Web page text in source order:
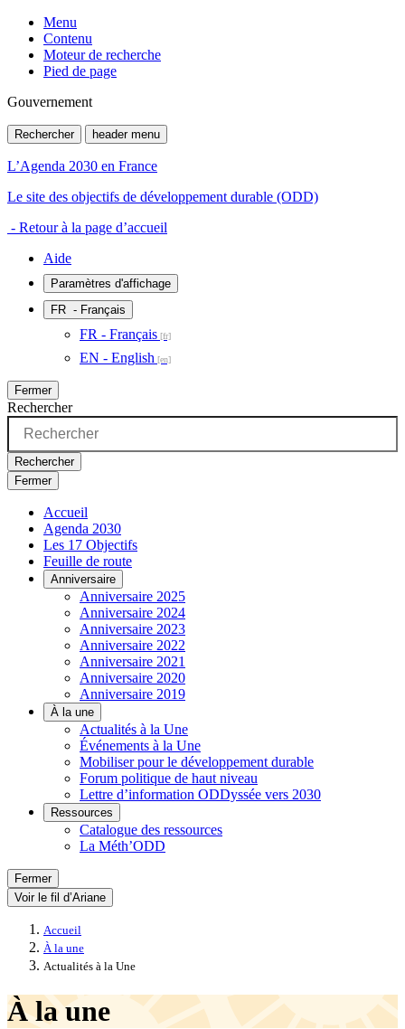
Menu
Contenu
Moteur de recherche
Pied de page
Gouvernement
Rechercher header menu
L’Agenda 2030 en France
Le site des objectifs de développement durable (ODD)
- Retour à la page d’accueil
Aide
Paramètres d'affichage
FR - Français
FR - Français
EN - English
Fermer
Rechercher
Rechercher
Fermer
Accueil
Agenda 2030
Les 17 Objectifs
Feuille de route
Anniversaire
Anniversaire 2025
Anniversaire 2024
Anniversaire 2023
Anniversaire 2022
Anniversaire 2021
Anniversaire 2020
Anniversaire 2019
À la une
Actualités à la Une
Événements à la Une
Mobiliser pour le développement durable
Forum politique de haut niveau
Lettre d’information ODDyssée vers 2030
Ressources
Catalogue des ressources
La Méth’ODD
Fermer
Voir le fil d’Ariane
Accueil
À la une
Actualités à la Une
À la une